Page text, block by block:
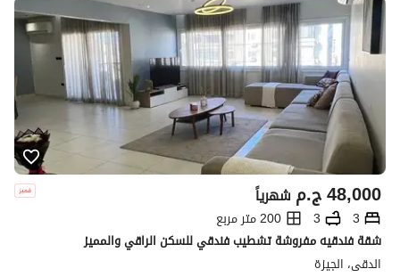
ج.م48,000 شهرياً
3
3
200 متر مربع
شقة فندقيه مفروشة تشطيب فندقي للسكن الراقي والمميز
الدقى، الجيزة